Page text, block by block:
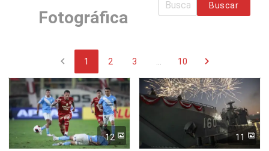
Fotográfica
Buscar
chevron_left 1 2 3 10 chevron_right
12 11